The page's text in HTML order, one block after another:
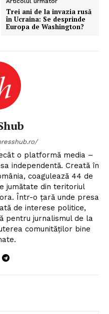
Trei ani de la invazia rusă
în Ucraina: Se desprinde
Europa de Washington?
o platformă media –
independentă. Creată în
coagulează 44 de
jumătate din teritoriul
Într-o țară unde presa
de interese politice,
pentru jurnalismul de la
comunităților bine